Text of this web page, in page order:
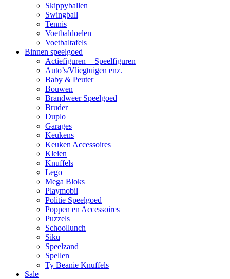
Skippyballen
Swingball
Tennis
Voetbaldoelen
Voetbaltafels
Binnen speelgoed
Actiefiguren + Speelfiguren
Auto’s/Vliegtuigen enz.
Baby & Peuter
Bouwen
Brandweer Speelgoed
Bruder
Duplo
Garages
Keukens
Keuken Accessoires
Kleien
Knuffels
Lego
Mega Bloks
Playmobil
Politie Speelgoed
Poppen en Accessoires
Puzzels
Schoollunch
Siku
Speelzand
Spellen
Ty Beanie Knuffels
Sale